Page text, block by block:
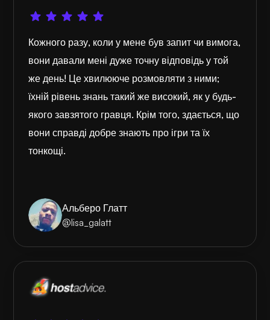
Кожного разу, коли у мене був запит чи вимога,
вони давали мені дуже точну відповідь у той
же день! Це хвилююче розмовляти з ними;
їхній рівень знань такий же високий, як у будь-
якого завзятого гравця. Крім того, здається, що
вони справді добре знають про ігри та їх
тонкощі.
Альберо Глатт
@lisa_galatt